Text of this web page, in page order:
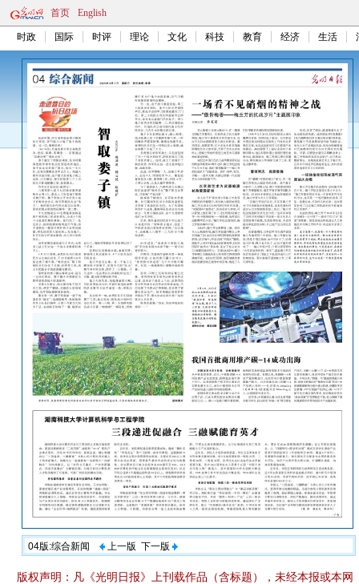
首页 English
时政 国际 时评 理论 文化 科技 教育 经济 生活
04版:综合新闻 上一版 下一版
版权声明：凡《光明日报》上刊载作品（含标题），未经本报或本网